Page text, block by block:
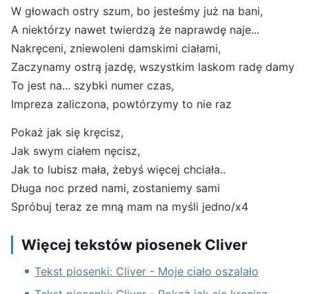
W głowach ostry szum, bo jesteśmy już na bani,
A niektórzy nawet twierdzą że naprawdę naje...
Nakręceni, zniewoleni damskimi ciałami,
Zaczynamy ostrą jazdę, wszystkim laskom radę damy
To jest na... szybki numer czas,
Impreza zaliczona, powtórzymy to nie raz
Pokaż jak się kręcisz,
Jak swym ciałem nęcisz,
Jak to lubisz mała, żebyś więcej chciała..
Długa noc przed nami, zostaniemy sami
Spróbuj teraz ze mną mam na myśli jedno/x4
Więcej tekstów piosenek Cliver
Tekst piosenki: Cliver - Moje ciało oszalało